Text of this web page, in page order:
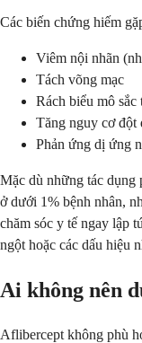
Các biến chứng hiếm
Viêm nội nhãn
Tách võng mạc
Rách biểu mô sắc
Tăng nguy cơ đột
Phản ứng dị ứng
Mặc dù những tác dụng
ở dưới 1% bệnh nhân,
chăm sóc y tế ngay lập
ngột hoặc các dấu hiệu
Ai không nên
Aflibercept không phù